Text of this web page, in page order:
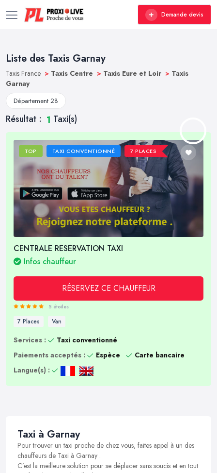
Demande devis
Liste des Taxis Garnay
Taxis France > Taxis Centre > Taxis Eure et Loir > Taxis
Garnay
Département 28
Résultat : 1 Taxi(s)
TOP TAXI CONVENTIONNÉ 7 PLACES
CENTRALE RESERVATION TAXI
Infos chauffeur
RÉSERVEZ CE CHAUFFEUR
5 étoiles
7 Places Van
Services :
Taxi conventionné
Paiements acceptés :
Espèce
Carte bancaire
Langue(s) :
Taxi à Garnay
Pour trouver un taxi proche de chez vous, faites appel à un des
chauffeurs de Taxi à Garnay .
C’est la meilleure solution pour se déplacer sans soucis et en tout